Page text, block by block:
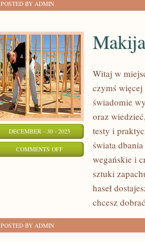
POSTED BY ADMIN
DECEMBER - 30 - 2025
COMMENTS OFFON
Witaj w
czymś
świadomie
oraz
testy i
świata
wegańskie i
sztuki
haseł
chcesz
POSTED BY ADMIN